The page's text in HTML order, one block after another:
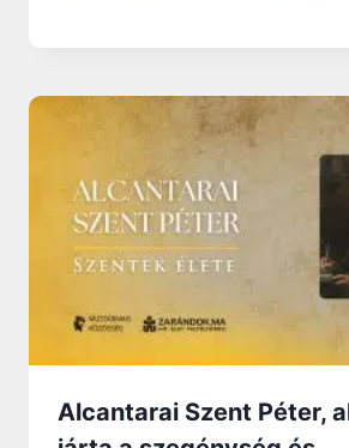
Alcantarai Szent Péter,